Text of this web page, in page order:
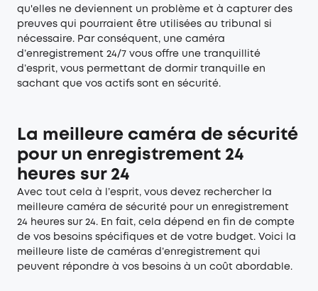
qu'elles ne deviennent un problème et à capturer des
preuves qui pourraient être utilisées au tribunal si
nécessaire. Par conséquent, une caméra
d’enregistrement 24/7 vous offre une tranquillité
d’esprit, vous permettant de dormir tranquille en
sachant que vos actifs sont en sécurité.
La meilleure caméra de sécurité
pour un enregistrement 24
heures sur 24
Avec tout cela à l’esprit, vous devez rechercher la
meilleure caméra de sécurité pour un enregistrement
24 heures sur 24. En fait, cela dépend en fin de compte
de vos besoins spécifiques et de votre budget. Voici la
meilleure liste de caméras d’enregistrement qui
peuvent répondre à vos besoins à un coût abordable.